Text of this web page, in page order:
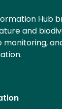
Hub
and